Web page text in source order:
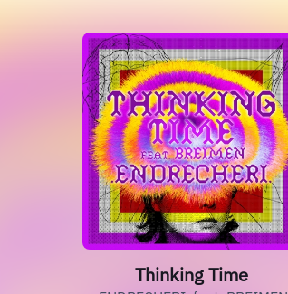
Thinking Time